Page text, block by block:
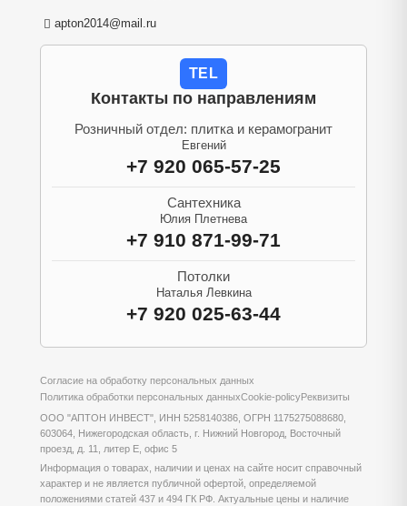
apton2014@mail.ru
TEL
Контакты по направлениям
Розничный отдел: плитка и керамогранит
Евгений
+7 920 065-57-25
Сантехника
Юлия Плетнева
+7 910 871-99-71
Потолки
Наталья Левкина
+7 920 025-63-44
Согласие на обработку персональных данных
Политика обработки персональных данныхCookie-policyРеквизиты
ООО "АПТОН ИНВЕСТ", ИНН 5258140386, ОГРН 1175275088680,
603064, Нижегородская область, г. Нижний Новгород, Восточный
проезд, д. 11, литер Е, офис 5
Информация о товарах, наличии и ценах на сайте носит справочный
характер и не является публичной офертой, определяемой
положениями статей 437 и 494 ГК РФ. Актуальные цены и наличие